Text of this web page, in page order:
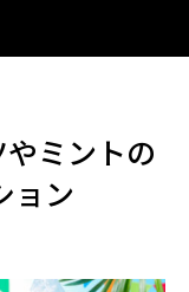
ミントの
ョン